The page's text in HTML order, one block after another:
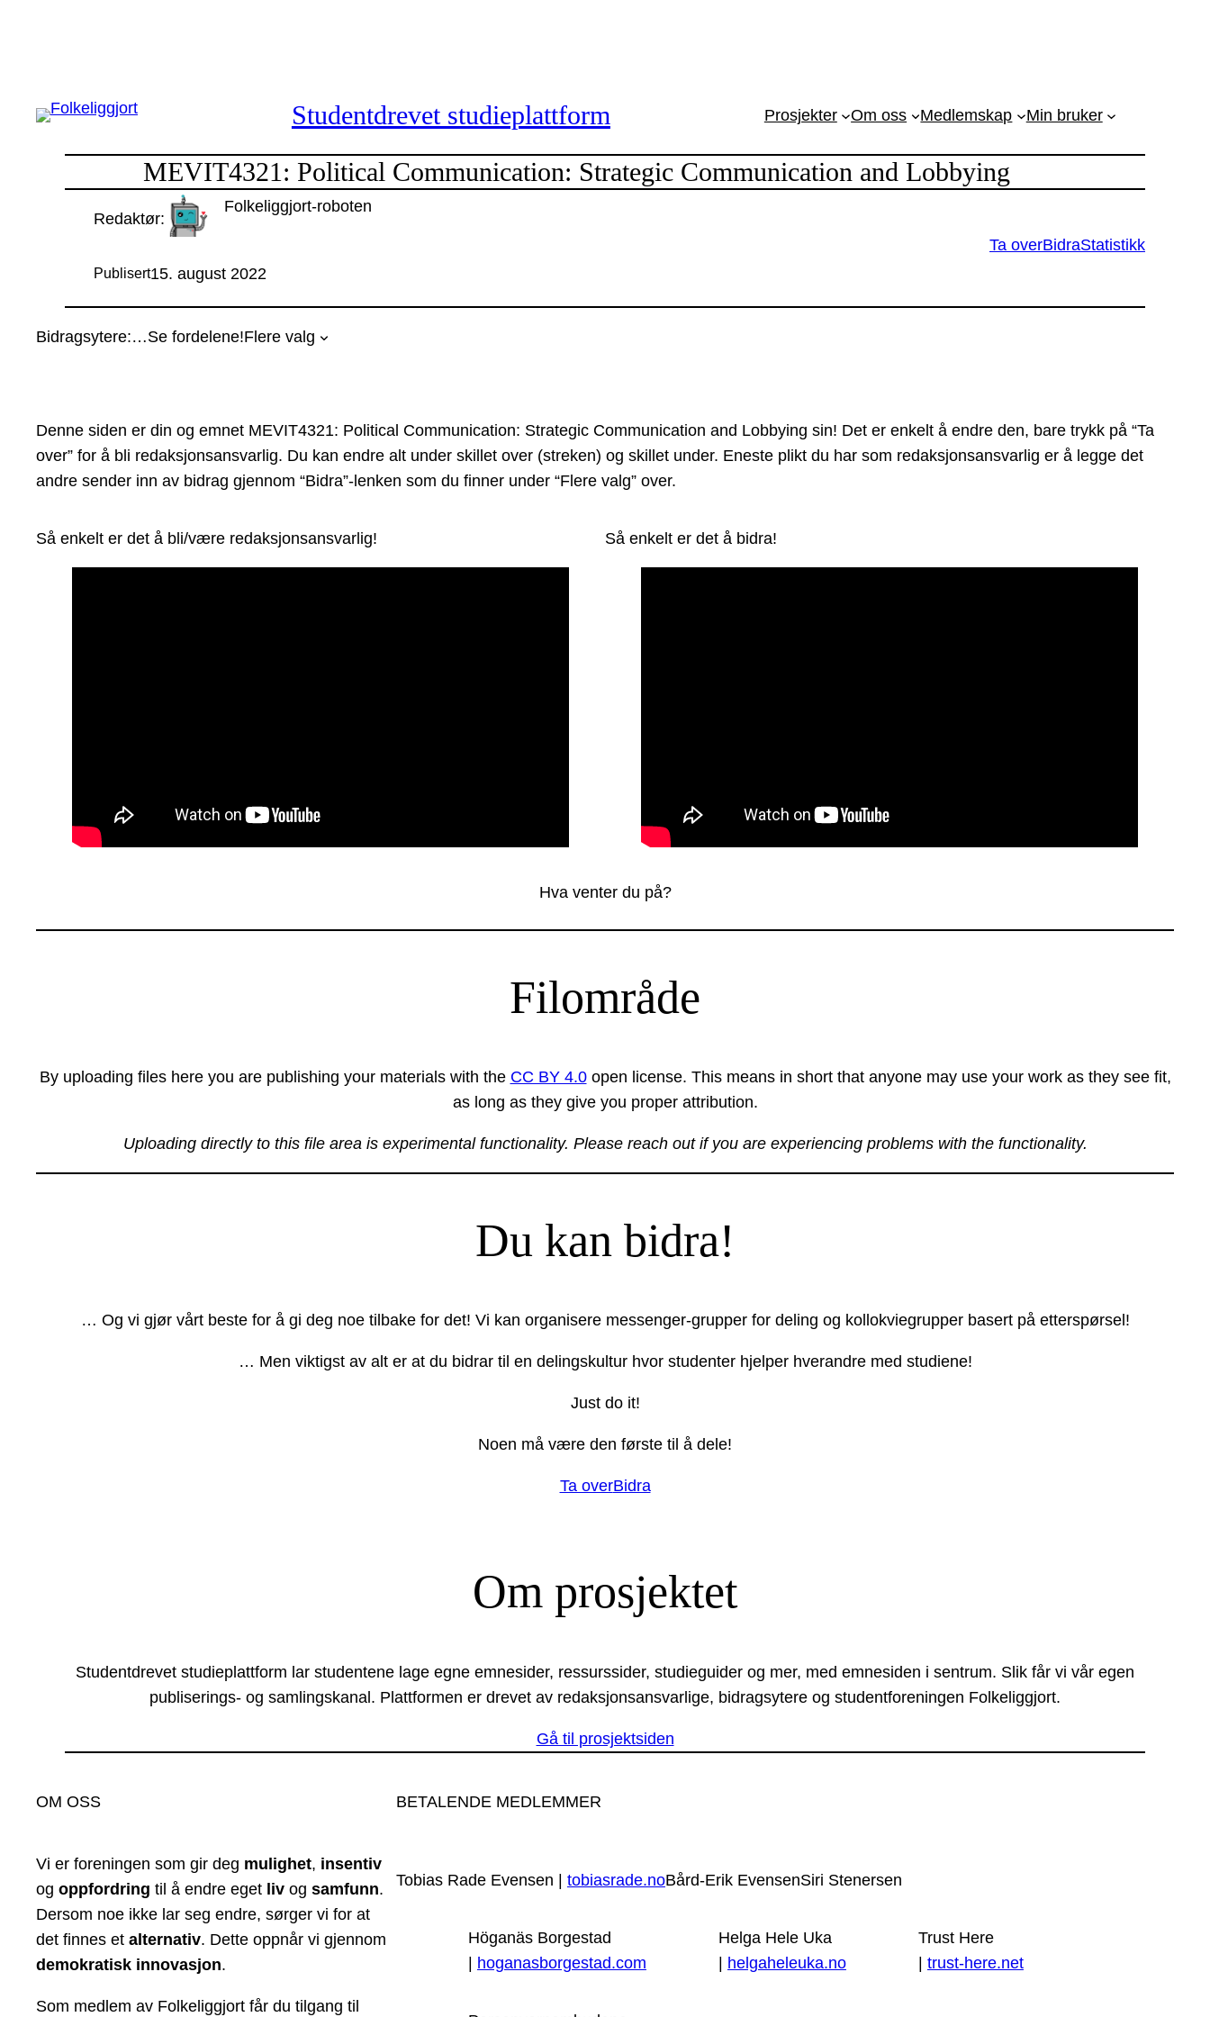
Studentdrevet studieplattform Prosjekter Om oss Medlemskap Min bruker
MEVIT4321: Political Communication: Strategic Communication and Lobbying
Redaktør:
Folkeliggjort-roboten
Publisert15. august 2022
Ta overBidraStatistikk
Bidragsytere:…Se fordelene!Flere valg
Denne siden er din og emnet MEVIT4321: Political Communication: Strategic Communication and Lobbying sin! Det er enkelt å endre den, bare trykk på “Ta
over” for å bli redaksjonsansvarlig. Du kan endre alt under skillet over (streken) og skillet under. Eneste plikt du har som redaksjonsansvarlig er å legge det
andre sender inn av bidrag gjennom “Bidra”-lenken som du finner under “Flere valg” over.
Så enkelt er det å bli/være redaksjonsansvarlig! Så enkelt er det å bidra!
Hva venter du på?
Filområde
By uploading files here you are publishing your materials with the CC BY 4.0open license. This means in short that anyone may use your work as they see fit,
as long as they give you proper attribution.
Uploading directly to this file area is experimental functionality. Please reach out if you are experiencing problems with the functionality.
Du kan bidra!
… Og vi gjør vårt beste for å gi deg noe tilbake for det! Vi kan organisere messenger-grupper for deling og kollokviegrupper basert på etterspørsel!
… Men viktigst av alt er at du bidrar til en delingskultur hvor studenter hjelper hverandre med studiene!
Just do it!
Noen må være den første til å dele!
Ta overBidra
Om prosjektet
Studentdrevet studieplattform lar studentene lage egne emnesider, ressurssider, studieguider og mer, med emnesiden i sentrum. Slik får vi vår egen
publiserings- og samlingskanal. Plattformen er drevet av redaksjonsansvarlige, bidragsytere og studentforeningen Folkeliggjort.
Gå til prosjektsiden
OM OSS
Vi er foreningen som gir deg mulighet, insentiv
og oppfordring til å endre eget liv og samfunn.
Dersom noe ikke lar seg endre, sørger vi for at
det finnes et alternativ. Dette oppnår vi gjennom
demokratisk innovasjon.
Som medlem av Folkeliggjort får du tilgang til
BETALENDE MEDLEMMER
Tobias Rade Evensen | tobiasrade.noBård-Erik EvensenSiri Stenersen
Höganäs Borgestad
| hoganasborgestad.com
Helga Hele Uka
| helgaheleuka.no
Trust Here
| trust-here.net